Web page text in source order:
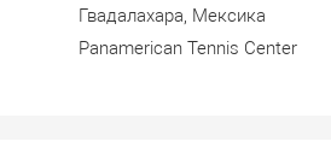
Гвадалахара, Мексика
Panamerican Tennis Center